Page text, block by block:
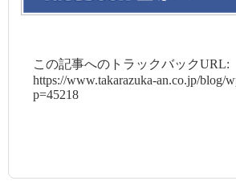
この記事へのトラックバックURL:
https://www.takarazuka-an.co.jp/blog/
p=45218